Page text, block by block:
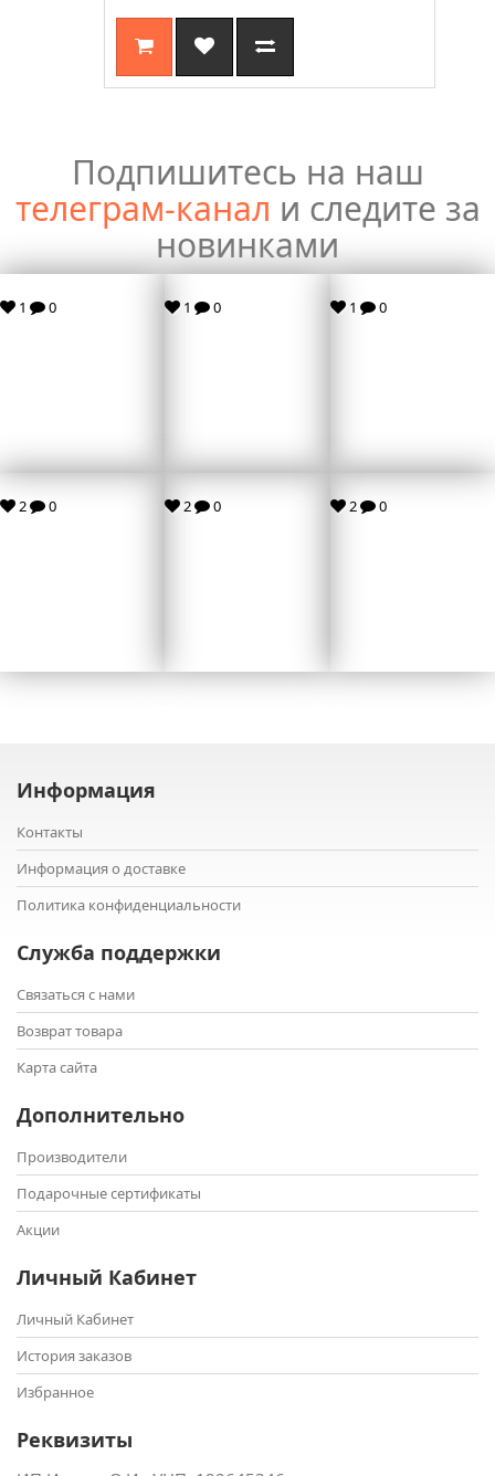
Подпишитесь на наш
телеграм-канал и следите за
новинками
1 0 1 0 1 0
2 0 2 0 2 0
Информация
Контакты
Информация о доставке
Политика конфиденциальности
Служба поддержки
Связаться с нами
Возврат товара
Карта сайта
Дополнительно
Производители
Подарочные сертификаты
Акции
Личный Кабинет
Личный Кабинет
История заказов
Избранное
Реквизиты